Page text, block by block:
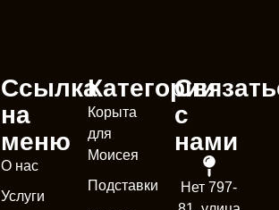
Ссылка
на
меню
О нас
Услуги
Категории
Корыта
для
Моисея
Подставки
с
нами
Нет 797-